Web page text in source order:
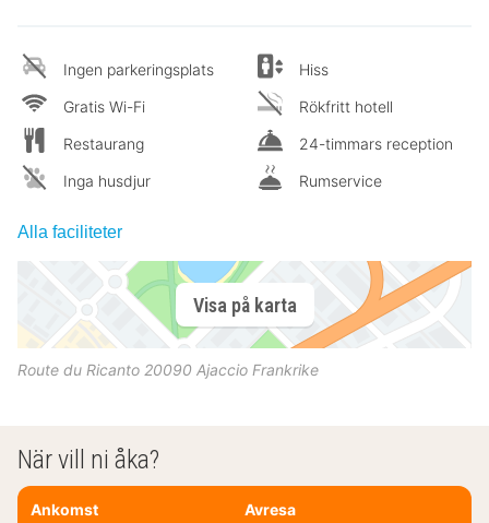
Ingen parkeringsplats
Gratis Wi-Fi
Restaurang
Inga husdjur
Hiss
Rökfritt hotell
24-timmars reception
Rumservice
Alla faciliteter
Visa på karta
Route du Ricanto 20090 Ajaccio Frankrike
När vill ni åka?
Ankomst Avresa